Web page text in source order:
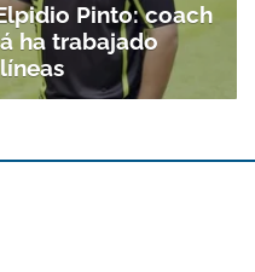
Pinto: coach
ha trabajado